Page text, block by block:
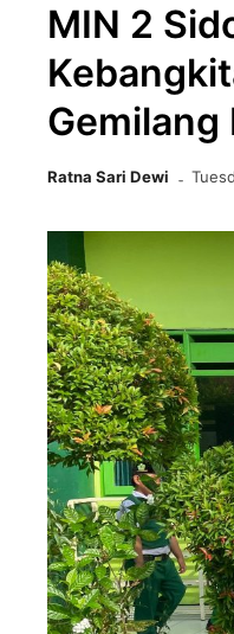
MIN 2
Gemilang
Ratna Sari Dewi